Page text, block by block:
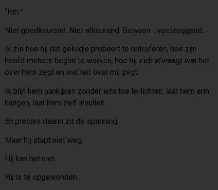
“Hm.”
Niet goedkeurend. Niet afkeurend. Gewoon… veelzeggend.
Ik zie hoe hij dat geluidje probeert te ontcijferen, hoe zijn
hoofd meteen begint te werken, hoe hij zich afvraagt wat het
over hém zegt en wat het over mij zegt.
Ik blijf hem aankijken zonder iets toe te lichten, laat hem erin
hangen, laat hem zelf invullen.
En precies daarin zit de spanning.
Maar hij stapt niet weg.
Hij kan het niet.
Hij is te opgewonden.